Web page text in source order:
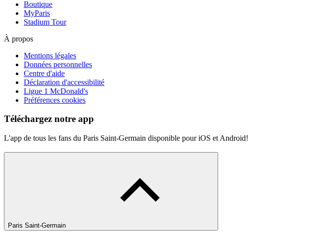
Boutique
MyParis
Stadium Tour
À propos
Mentions légales
Données personnelles
Centre d'aide
Déclaration d'accessibilité
Ligue 1 McDonald's
Préférences cookies
Téléchargez notre app
L'app de tous les fans du Paris Saint-Germain disponible pour iOS et Android!
Paris Saint-Germain